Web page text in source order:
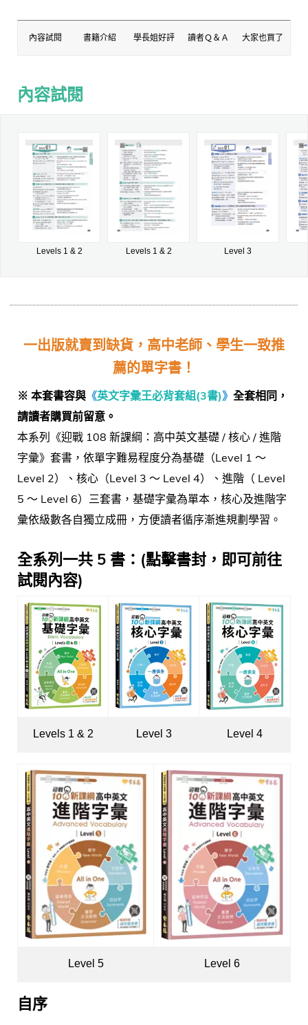
內容試閱 書籍介紹 學長姐好評 讀者Ｑ＆Ａ 大家也買了
內容試閱
Levels 1 & 2 Levels 1 & 2 Level 3
一出版就賣到缺貨，高中老師、學生一致推
薦的單字書！
※ 本套書容與 《英文字彙王必背套組(3書)》 全套相同，
請讀者購買前留意。
本系列《迎戰 108 新課綱：高中英文基礎 / 核心 / 進階
字彙》套書，依單字難易程度分為基礎（Level 1 ～
Level 2）、核心（Level 3 ～ Level 4）、進階（ Level
5 ～ Level 6）三套書，基礎字彙為單本，核心及進階字
彙依級數各自獨立成冊，方便讀者循序漸進規劃學習。
全系列一共 5 書：(點擊書封，即可前往
試閱內容)
Levels 1 & 2 Level 3 Level 4
Level 5 Level 6
自序